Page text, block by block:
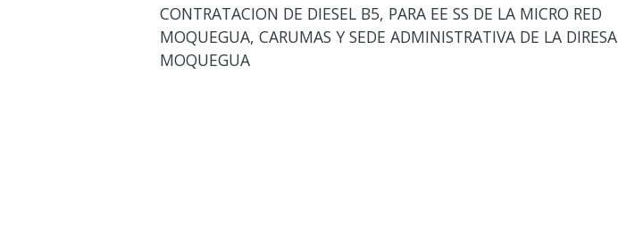
CONTRATACION DE DIESEL B5, PARA EE SS DE LA MICRO RED
MOQUEGUA, CARUMAS Y SEDE ADMINISTRATIVA DE LA DIRESA
MOQUEGUA